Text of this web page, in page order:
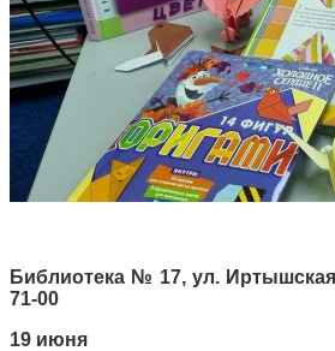
Библиотека № 17, ул.
71-00
19 июня